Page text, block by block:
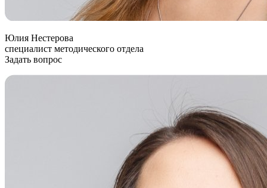
Юлия Нестерова
специалист методического отдела
Задать вопрос